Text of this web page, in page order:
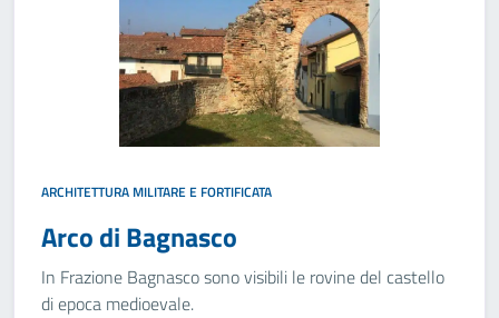
ARCHITETTURA MILITARE E FORTIFICATA
Arco di Bagnasco
In Frazione Bagnasco sono visibili le rovine del castello
di epoca medioevale.